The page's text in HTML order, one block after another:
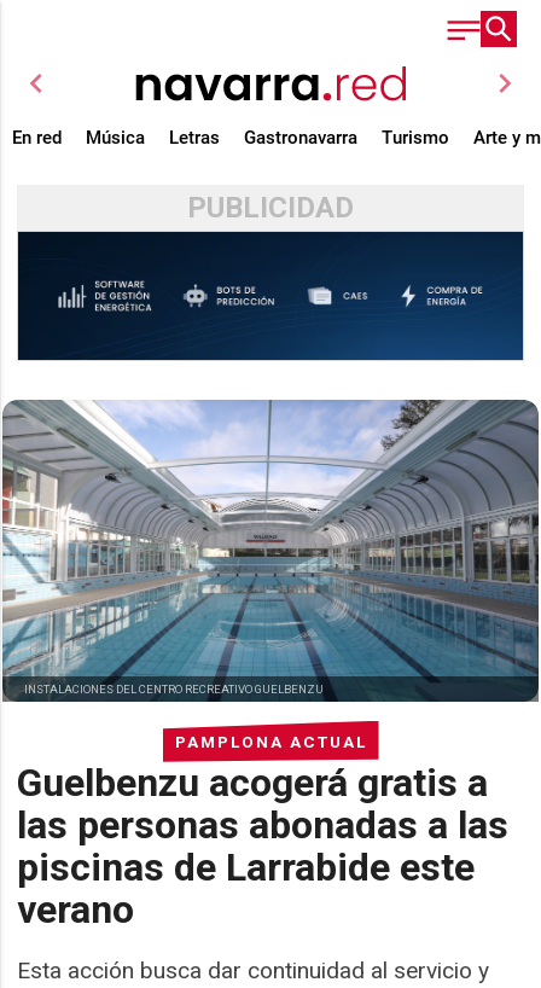
chevron_left chevron_right
En red Música Letras Gastronavarra Turismo Arte y
PUBLICIDAD
PAMPLONA ACTUAL
Guelbenzu acogerá gratis a
las personas abonadas a las
piscinas de Larrabide este
verano
Esta acción busca dar continuidad al servicio y
INSTALACIONES DEL CENTRO RECREATIVO GUELBENZU